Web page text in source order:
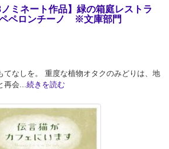
ミネート作品】緑の箱庭レストラ
ペロンチーノ ※文庫部門
てなしを。 重度な植物オタクのみどりは、地
会... 続きを読む